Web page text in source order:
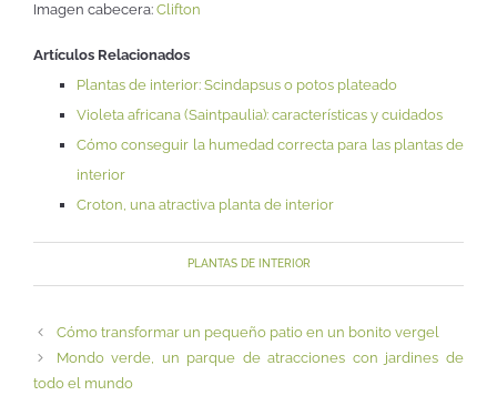
Imagen cabecera: Clifton
Artículos Relacionados
Plantas de interior: Scindapsus o potos plateado
Violeta africana (Saintpaulia): características y cuidados
Cómo conseguir la humedad correcta para las plantas de
interior
Croton, una atractiva planta de interior
PLANTAS DE INTERIOR
Cómo transformar un pequeño patio en un bonito vergel
Mondo verde, un parque de atracciones con jardines de
todo el mundo